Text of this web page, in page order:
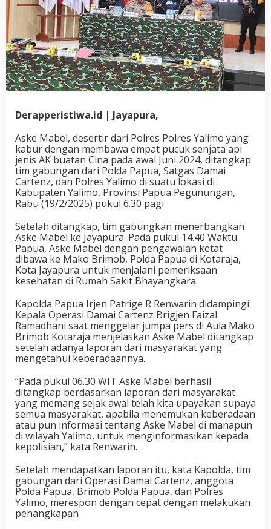
Derapperistiwa.id | Jayapura,
Aske Mabel, desertir dari Polres Polres Yalimo yang
kabur dengan membawa empat pucuk senjata api
jenis AK buatan Cina pada awal Juni 2024, ditangkap
tim gabungan dari Polda Papua, Satgas Damai
Cartenz, dan Polres Yalimo di suatu lokasi di
Kabupaten Yalimo, Provinsi Papua Pegunungan,
Rabu (19/2/2025) pukul 6.30 pagi
Setelah ditangkap, tim gabungkan menerbangkan
Aske Mabel ke Jayapura. Pada pukul 14.40 Waktu
Papua, Aske Mabel dengan pengawalan ketat
dibawa ke Mako Brimob, Polda Papua di Kotaraja,
Kota Jayapura untuk menjalani pemeriksaan
kesehatan di Rumah Sakit Bhayangkara.
Kapolda Papua Irjen Patrige R Renwarin didampingi
Kepala Operasi Damai Cartenz Brigjen Faizal
Ramadhani saat menggelar jumpa pers di Aula Mako
Brimob Kotaraja menjelaskan Aske Mabel ditangkap
setelah adanya laporan dari masyarakat yang
mengetahui keberadaannya.
“Pada pukul 06.30 WIT Aske Mabel berhasil
ditangkap berdasarkan laporan dari masyarakat
yang memang sejak awal telah kita upayakan supaya
semua masyarakat, apabila menemukan keberadaan
atau pun informasi tentang Aske Mabel di manapun
di wilayah Yalimo, untuk menginformasikan kepada
kepolisian,” kata Renwarin.
Setelah mendapatkan laporan itu, kata Kapolda, tim
gabungan dari Operasi Damai Cartenz, anggota
Polda Papua, Brimob Polda Papua, dan Polres
Yalimo, merespon dengan cepat dengan melakukan
penangkapan